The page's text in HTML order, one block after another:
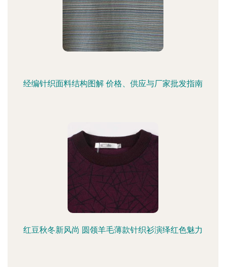
经编针织面料结构图解 价格、供应与厂家批发指南
红豆秋冬新风尚 圆领羊毛薄款针织衫演绎红色魅力